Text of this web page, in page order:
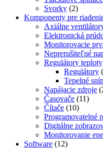
Svorky (2)
Komponenty pre
Axiálne
Elektronická
Monitorovacie
Neprerušiteľné
Regulátory teploty
Regulátory
Tepelné
Napájacie zdroje
Časovače (11)
Čítače (10)
Programovatelné
Digitálne
Monitorovanie
Software (12)